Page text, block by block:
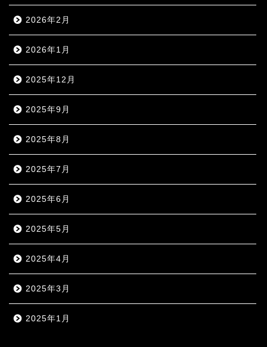
2026年2月
2026年1月
2025年12月
2025年9月
2025年8月
2025年7月
2025年6月
2025年5月
2025年4月
2025年3月
2025年1月